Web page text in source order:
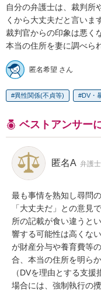
自分の弁護士は、裁判所
くから大丈夫だと言いま
裁判官からの印象は悪く
本当の住所を妻に調べら
匿名希望 さん
異性関係(不貞等) DV・
ベストアンサー
匿名A 弁護士
最も事情を熟知し尋問
「大丈夫だ」との意見
所の記載が食い違うと
響する可能性は高くな
が財産分与や養育費等
合、本当の住所を明ら
（DVを理由とする支
場合には、強制執行の